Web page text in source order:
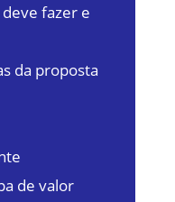
fazer e
da proposta
de valor